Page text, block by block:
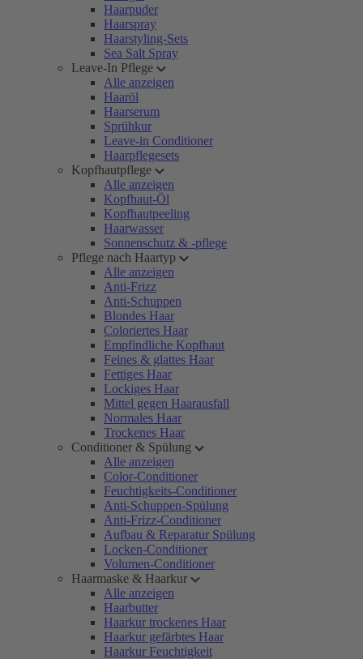
Haarpuder
Haarspray
Haarstyling-Sets
Sea Salt Spray
Leave-In Pflege
Alle anzeigen
Haaröl
Haarserum
Sprühkur
Leave-in Conditioner
Haarpflegesets
Kopfhautpflege
Alle anzeigen
Kopfhaut-Öl
Kopfhautpeeling
Haarwasser
Sonnenschutz & -pflege
Pflege nach Haartyp
Alle anzeigen
Anti-Frizz
Anti-Schuppen
Blondes Haar
Coloriertes Haar
Empfindliche Kopfhaut
Feines & glattes Haar
Fettiges Haar
Lockiges Haar
Mittel gegen Haarausfall
Normales Haar
Trockenes Haar
Conditioner & Spülung
Alle anzeigen
Color-Conditioner
Feuchtigkeits-Conditioner
Anti-Schuppen-Spülung
Anti-Frizz-Conditioner
Aufbau & Reparatur Spülung
Locken-Conditioner
Volumen-Conditioner
Haarmaske & Haarkur
Alle anzeigen
Haarbutter
Haarkur trockenes Haar
Haarkur gefärbtes Haar
Haarkur Feuchtigkeit